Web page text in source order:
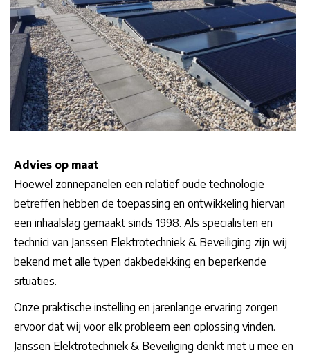
Advies op maat
Hoewel zonnepanelen een relatief oude technologie
betreffen hebben de toepassing en ontwikkeling hiervan
een inhaalslag gemaakt sinds 1998. Als specialisten en
technici van Janssen Elektrotechniek & Beveiliging zijn wij
bekend met alle typen dakbedekking en beperkende
situaties.
Onze praktische instelling en jarenlange ervaring zorgen
ervoor dat wij voor elk probleem een oplossing vinden.
Janssen Elektrotechniek & Beveiliging denkt met u mee en